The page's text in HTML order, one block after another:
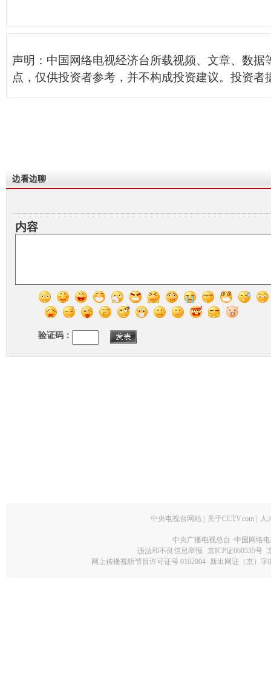
声明：中国网络电视经济台所载视频、文章、数据
点，仅供投资者参考，并不构成投资建议。投资者
边看边聊
内容
验证码：
中央电视台网站 关于CCTV.com 人
中央广播电视总台 中国网络
违法和不良信息举报
京ICP证060535号
网上传播视听节目许可证号 0102004 新出网证（京）